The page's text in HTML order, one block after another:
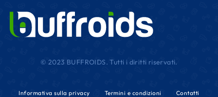
© 2023 BUFFROIDS. Tutti i diritti riservati.
Informativa sulla privacy Termini e condizioni Contatti